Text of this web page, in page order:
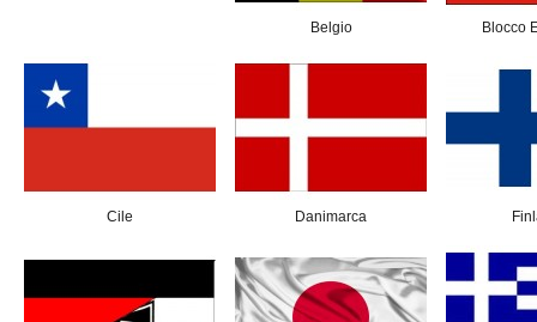
Belgio Blocco
Cile Danimarca